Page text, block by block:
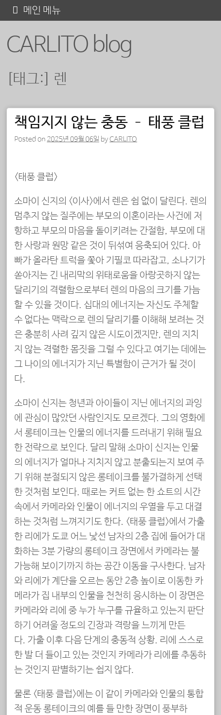
CARLITO blog
메인 메뉴
텐
[태그:] 렌
포스트 내비게이션
책임지지 않는 충동 – 태풍 클럽
Posted on 2025년 09월 06일 byCARLITO
<태풍 클럽>
소마이 신지의 <이사>에서 렌은 쉼 없이 달린다. 렌의
멈추지 않는 질주에는 부모의 이혼이라는 사건에 저
항하고 부모의 마음을 돌이키려는 간절함, 부모에 대
한 사랑과 원망 같은 것이 뒤섞여 응축되어 있다. 아
빠가 올라탄 트럭을 쫓아 기필코 따라잡고, 소나기가
쏟아지는 긴 내리막의 위태로움을 아랑곳하지 않는
달리기의 격렬함으로부터 렌의 마음의 크기를 가늠
할 수 있을 것이다. 십대의 에너지는 자신도 주체할
수 없다는 맥락으로 렌의 달리기를 이해해 보려는 것
은 충분히 사려 깊지 않은 시도이겠지만, 렌의 지치
지 않는 격렬한 몸짓을 그럴 수 있다고 여기는 데에는
그 나이의 에너지가 지닌 특별함이 근거가 될 것이
다.
소마이 신지는 청년과 아이들이 지닌 에너지의 과잉
에 관심이 많았던 사람인지도 모르겠다. 그의 영화에
서 롱테이크는 인물의 에너지를 드러내기 위해 필요
한 전략으로 보인다. 달리 말해 소마이 신지는 인물
의 에너지가 얼마나 지치지 않고 분출되는지 보여 주
기 위해 분절되지 않은 롱테이크를 불가결하게 선택
한 것처럼 보인다. 때로는 커트 없는 한 쇼트의 시간
속에서 카메라와 인물이 에너지의 우열을 두고 대결
하는 것처럼 느껴지기도 한다. <태풍 클럽>에서 가출
한 리에가 도쿄 어느 낯선 남자의 2층 집에 들어가 대
화하는 3분 가량의 롱테이크 장면에서 카메라는 불
가능해 보이기까지 하는 공간 이동을 구사한다. 남자
와 리에가 계단을 오르는 동안 2층 높이로 이동한 카
메라가 집 내부의 인물을 천천히 응시하는 이 장면은
카메라와 리에 중 누가 누구를 규율하고 있는지 판단
하기 어려울 정도의 긴장과 격랑을 느끼게 만든
다. 가출 이후 다음 단계의 충동적 상황. 리에 스스로
한 발 더 들이고 있는 것인지 카메라가 리에를 추동하
는 것인지 판별하기는 쉽지 않다.
물론 <태풍 클럽>에는 이 같이 카메라와 인물의 통합
적 운동 롱테이크의 예를 들 만한 장면이 풍부하